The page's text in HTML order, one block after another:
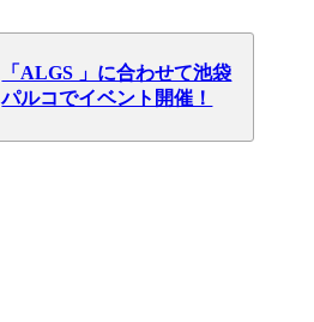
「ALGS 」に合わせて池袋
パルコでイベント開催！